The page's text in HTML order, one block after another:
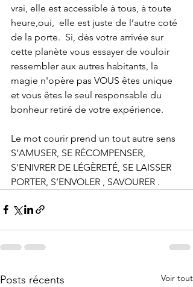
vrai, elle est accessible à tous, à toute
heure,oui,  elle est juste de l’autre coté
de la porte.  Si, dès votre arrivée sur
cette planète vous essayer de vouloir
ressembler aux autres habitants, la
magie n'opère pas VOUS êtes unique
et vous êtes le seul responsable du
bonheur retiré de votre expérience.
Le mot courir prend un tout autre sens
S’AMUSER, SE RÉCOMPENSER,
S’ENIVRER DE LÉGÈRETÉ, SE LAISSER
PORTER, S’ENVOLER , SAVOURER .
Posts récents Voir tout